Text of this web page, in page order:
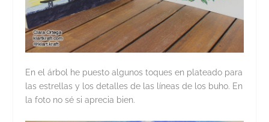
En el árbol he puesto algunos toques en plateado para
las estrellas y los detalles de las líneas de los buho. En
la foto no sé si aprecia bien.